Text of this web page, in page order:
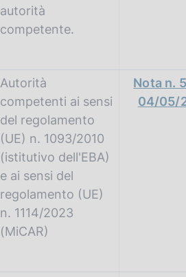
autorità
competente.
Autorità
competenti ai sensi
del regolamento
(UE) n. 1093/2010
(istitutivo dell'EBA)
e ai sensi del
regolamento (UE)
n. 1114/2023
(MiCAR)
Nota n.
04/05/